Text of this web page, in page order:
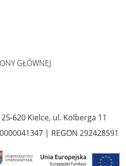
GŁÓWNEJ
620 Kielce, ul. Kolberga 11
| REGON 292428591